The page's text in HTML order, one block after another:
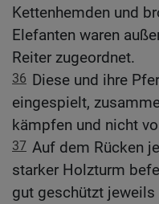
Kettenhemden und
Elefanten waren
Reiter zugeordnet.
36 Diese und ihre
eingespielt,
kämpfen und nicht
37 Auf dem Rücken
starker Holzturm
gut geschützt